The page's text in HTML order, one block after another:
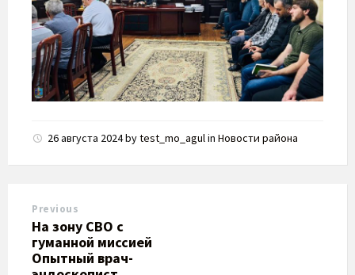
26 августа 2024bytest_mo_agulin Новости района
Previous
​На зону СВО с
гуманной миссией
Опытный врач-